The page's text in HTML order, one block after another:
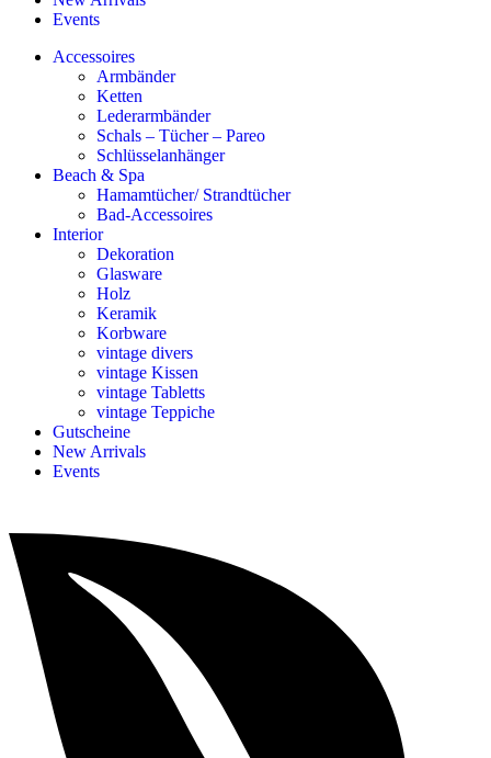
Events
Accessoires
Armbänder
Ketten
Lederarmbänder
Schals – Tücher – Pareo
Schlüsselanhänger
Beach & Spa
Hamamtücher/ Strandtücher
Bad-Accessoires
Interior
Dekoration
Glasware
Holz
Keramik
Korbware
vintage divers
vintage Kissen
vintage Tabletts
vintage Teppiche
Gutscheine
New Arrivals
Events